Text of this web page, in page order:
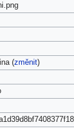
(změnit)